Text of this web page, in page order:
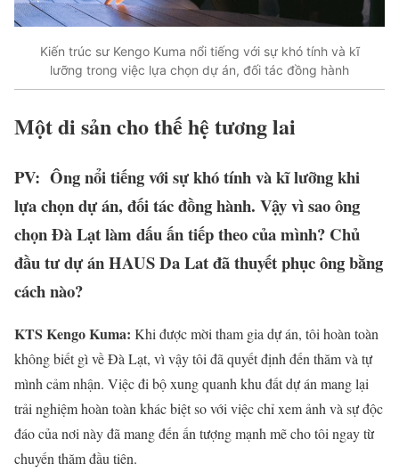
Kiến trúc sư Kengo Kuma nổi tiếng với sự khó tính và kĩ
lưỡng trong việc lựa chọn dự án, đối tác đồng hành
Một di sản cho thế hệ tương lai
PV: Ông nổi tiếng với sự khó tính và kĩ lưỡng khi
lựa chọn dự án, đối tác đồng hành. Vậy vì sao ông
chọn Đà Lạt làm dấu ấn tiếp theo của mình? Chủ
đầu tư dự án HAUS Da Lat đã thuyết phục ông bằng
cách nào?
KTS Kengo Kuma: Khi được mời tham gia dự án, tôi hoàn toàn
không biết gì về Đà Lạt, vì vậy tôi đã quyết định đến thăm và tự
mình cảm nhận. Việc đi bộ xung quanh khu đất dự án mang lại
trải nghiệm hoàn toàn khác biệt so với việc chỉ xem ảnh và sự độc
đáo của nơi này đã mang đến ấn tượng mạnh mẽ cho tôi ngay từ
chuyến thăm đầu tiên.